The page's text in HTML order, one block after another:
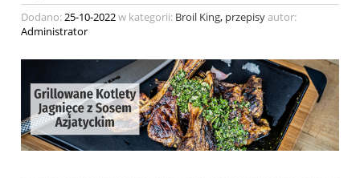
Dodano:25-10-2022w kategorii: Broil King, przepisyautor:
Administrator